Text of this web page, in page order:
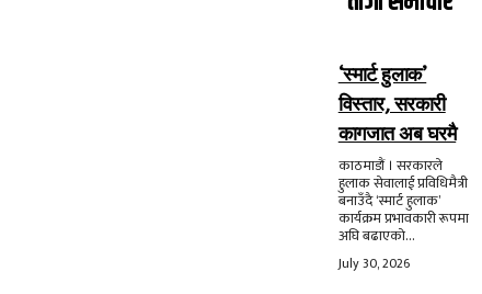
‘स्मार्ट हुलाक’
विस्तार, सरकारी
कागजात अब घरमै
काठमाडौं । सरकारले
हुलाक सेवालाई प्रविधिमैत्री
बनाउँदै ‘स्मार्ट हुलाक’
कार्यक्रम प्रभावकारी रूपमा
अघि बढाएको...
July 30, 2026